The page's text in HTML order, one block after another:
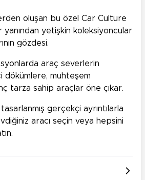
oluşan bu özel Car Culture
yanından yetişkin koleksiyoncular
gözdesi.
araç severlerin
dökümlere, muhteşem
tarza sahip araçlar öne çıkar.
gerçekçi ayrıntılarla
aracı seçin veya hepsini